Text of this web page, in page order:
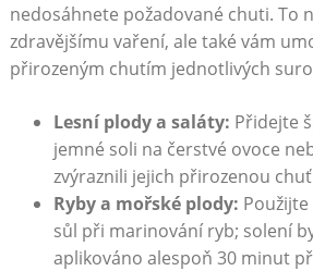
nedosáhnete požadované chuti. To
zdravějšímu vaření, ale také vám
přirozeným chutím jednotlivých
Lesní plody a saláty: Přidejte
jemné soli na čerstvé ovoce
zvýraznili jejich přirozenou
Ryby a mořské plody:
sůl při marinování ryb; solení
aplikováno alespoň 30 minut